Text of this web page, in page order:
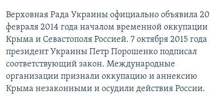
Верховная Рада Украины официально объявила 20
февраля 2014 года началом временной оккупации
Крыма и Севастополя Россией. 7 октября 2015 года
президент Украины Петр Порошенко подписал
соответствующий закон. Международные
организации признали оккупацию и аннексию
Крыма незаконными и осудили действия России.